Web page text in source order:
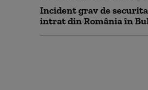
Incident grav de
intrat din România în